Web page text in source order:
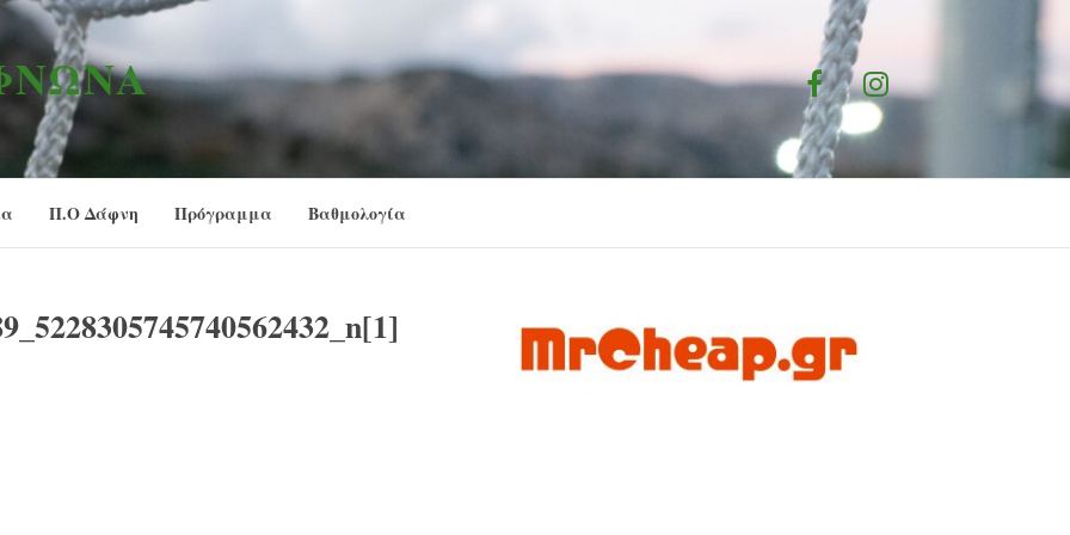
FacebookInstagram
Π.Ο Δάφνη Πρόγραμμα Βαθμολογία